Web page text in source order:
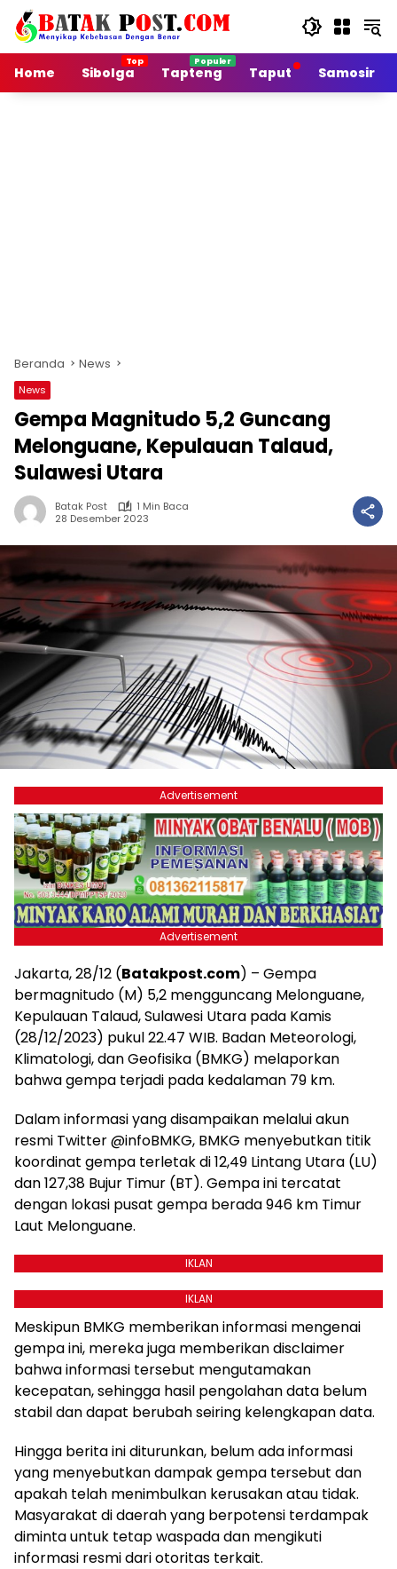
Langsung
konten
Home
Sibolga Tapteng Taput Samosir
Beranda News
News
Gempa Magnitudo 5,2 Guncang
Melonguane, Kepulauan Talaud,
Sulawesi Utara
Batak Post
1 Min Baca
28 Desember 2023
Advertisement
Advertisement
Jakarta, 28/12 (Batakpost.com) – Gempa
bermagnitudo (M) 5,2 mengguncang Melonguane,
Kepulauan Talaud, Sulawesi Utara pada Kamis
(28/12/2023) pukul 22.47 WIB. Badan Meteorologi,
Klimatologi, dan Geofisika (BMKG) melaporkan
bahwa gempa terjadi pada kedalaman 79 km.
Dalam informasi yang disampaikan melalui akun
resmi Twitter @infoBMKG, BMKG menyebutkan titik
koordinat gempa terletak di 12,49 Lintang Utara (LU)
dan 127,38 Bujur Timur (BT). Gempa ini tercatat
dengan lokasi pusat gempa berada 946 km Timur
Laut Melonguane.
IKLAN
IKLAN
Meskipun BMKG memberikan informasi mengenai
gempa ini, mereka juga memberikan disclaimer
bahwa informasi tersebut mengutamakan
kecepatan, sehingga hasil pengolahan data belum
stabil dan dapat berubah seiring kelengkapan data.
Hingga berita ini diturunkan, belum ada informasi
yang menyebutkan dampak gempa tersebut dan
apakah telah menimbulkan kerusakan atau tidak.
Masyarakat di daerah yang berpotensi terdampak
diminta untuk tetap waspada dan mengikuti
informasi resmi dari otoritas terkait.